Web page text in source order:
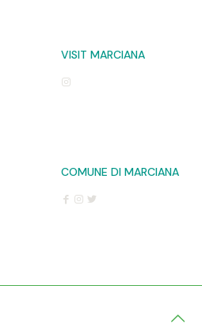
VISIT MARCIANA
COMUNE DI MARCIANA